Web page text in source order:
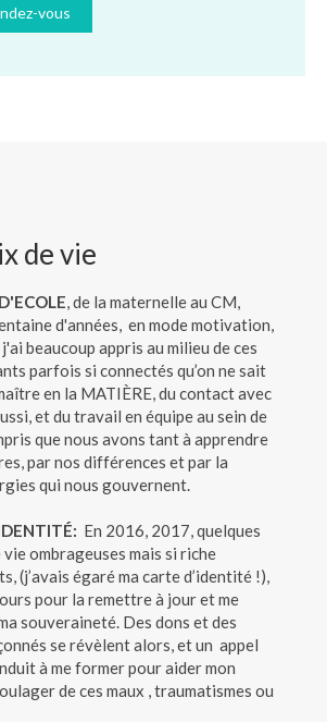
vous
de vie
, de la maternelle au CM,
d'années, en mode motivation,
beaucoup appris au milieu de ces
parfois si connectés qu’on ne sait
en la MATIÈRE, du contact avec
et du travail en équipe au sein de
que nous avons tant à apprendre
par nos différences et par la
qui nous gouvernent.
En 2016, 2017, quelques
ombrageuses mais si riche
(j’avais égaré ma carte d’identité !),
pour la remettre à jour et me
souveraineté. Des dons et des
se révèlent alors, et un appel
à me former pour aider mon
de ces maux , traumatismes ou